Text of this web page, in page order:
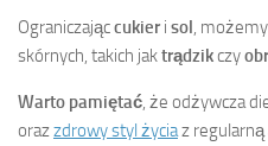
Ograniczająccukieri sol,
skórnych, takich jaktrądzikczy
Warto pamiętać, że odżywcza
orazzdrowy styl życiaz regularną